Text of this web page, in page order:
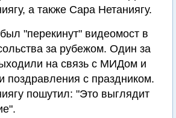
а также Сара Нетаниягу.
"перекинут" видеомост в
за рубежом. Один за
на связь с МИДом и
поздравления с праздником.
пошутил: "Это выглядит